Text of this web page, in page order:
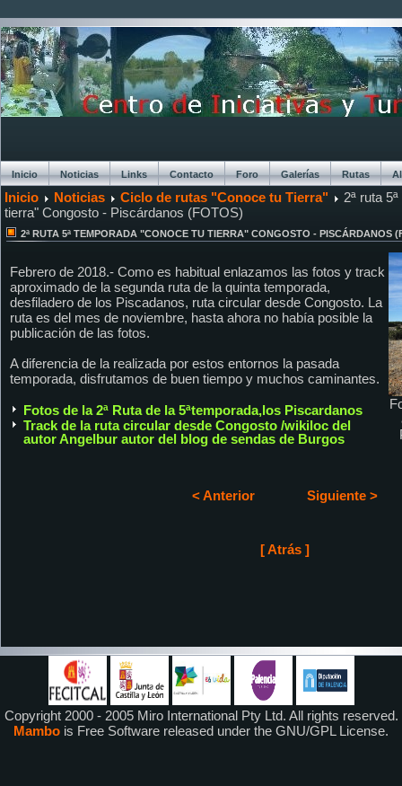
Inicio Noticias Links Contacto Foro Galerías Rutas
Chat
Inicio Noticias Ciclo de rutas "Conoce tu Tierra"
2ª ruta
tierra" Congosto - Piscárdanos (FOTOS)
2ª RUTA 5ª TEMPORADA "CONOCE TU TIERRA" CONGOSTO - PISCÁRDANOS
Febrero de 2018.- Como es habitual enlazamos las fotos y track
aproximado de la segunda ruta de la quinta temporada,
desfiladero de los Piscadanos, ruta circular desde Congosto. La
ruta es del mes de noviembre, hasta ahora no había posible la
publicación de las fotos.
A diferencia de la realizada por estos entornos la pasada
temporada, disfrutamos de buen tiempo y muchos caminantes.
Fotos de la 2ª Ruta de la 5ªtemporada,los Piscardanos
Track de la ruta circular desde Congosto /wikiloc del
autor Angelbur autor del blog de sendas de Burgos
< Anterior Siguiente >
[ Atrás ]
Copyright 2000 - 2005 Miro International Pty Ltd. All rights reserved.
Mambo is Free Software released under the GNU/GPL License.